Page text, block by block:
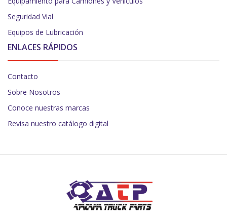
Seguridad Vial
Equipos de Lubricación
ENLACES RÁPIDOS
Contacto
Sobre Nosotros
Conoce nuestras marcas
Revisa nuestro catálogo digital